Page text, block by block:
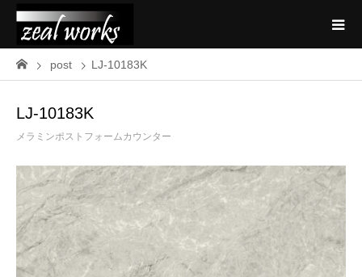
post LJ-10183K
LJ-10183K
メラミンポストフォームカウンター